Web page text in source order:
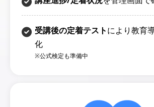
受講後の定着テストにより教育
化
※公式検定も準備中